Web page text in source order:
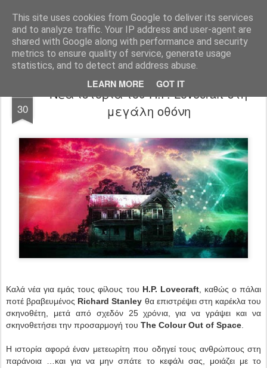
This site uses cookies from Google to deliver its services
and to analyze traffic. Your IP address and user-agent are
shared with Google along with performance and security
metrics to ensure quality of service, generate usage
statistics, and to detect and address abuse.
LEARN MORE GOT IT
FilmBoy
30
Νέα ιστορία του H.P. Lovecraft στη
μεγάλη οθόνη
Καλά νέα για εμάς τους φίλους του H.P. Lovecraft, καθώς ο πάλαι
ποτέ βραβευμένος Richard Stanley θα επιστρέψει στη καρέκλα του
σκηνοθέτη, μετά από σχεδόν 25 χρόνια, για να γράψει και να
σκηνοθετήσει την προσαρμογή του The Colour Out of Space
H ιστορία αφορά έναν μετεωρίτη που οδηγεί τους ανθρώπους στη
παράνοια …και για να μην σπάτε το κεφάλι σας, μοιάζει με το